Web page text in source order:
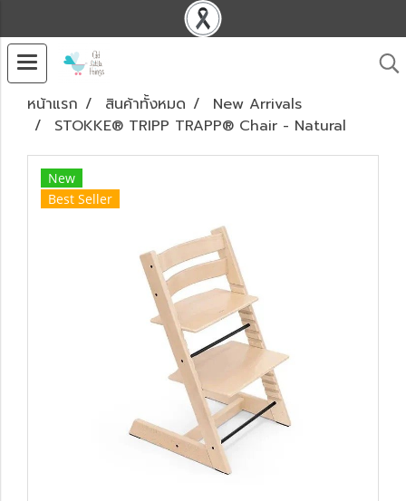
หน้าแรก สินค้าทั้งหมด
New Arrivals
STOKKE® TRIPP TRAPP® Chair - Natural
New
Best Seller